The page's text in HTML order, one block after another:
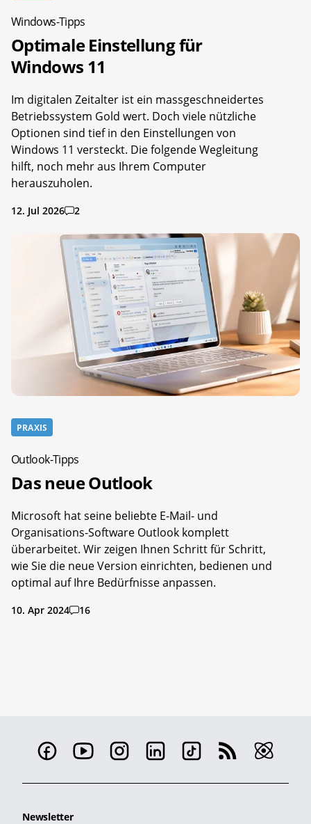
Windows-Tipps
Optimale Einstellung für
Windows 11
Im digitalen Zeitalter ist ein massgeschneidertes
Betriebssystem Gold wert. Doch viele nützliche
Optionen sind tief in den Einstellungen von
Windows 11 versteckt. Die folgende Wegleitung
hilft, noch mehr aus Ihrem Computer
herauszuholen.
12. Jul 2026 2
PRAXIS
Outlook-Tipps
Das neue Outlook
Microsoft hat seine beliebte E-Mail- und
Organisations-Software Outlook komplett
überarbeitet. Wir zeigen Ihnen Schritt für Schritt,
wie Sie die neue Version einrichten, bedienen und
optimal auf Ihre Bedürfnisse anpassen.
10. Apr 2024 16
Newsletter